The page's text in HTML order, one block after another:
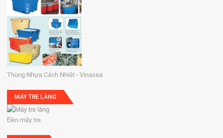
Thùng Nhựa Cách Nhiệt - Vinasea
MÂY TRE LÀNG
Đèn mây tre